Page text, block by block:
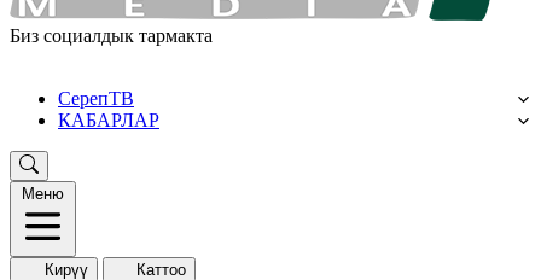
Биз социалдык тармакта
СерепТВ
КАБАРЛАР
Меню
Кирүү Каттоо